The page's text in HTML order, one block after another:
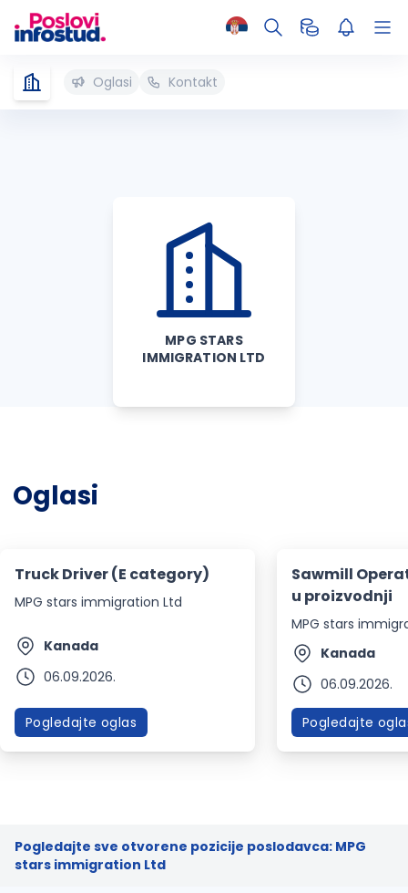
Oglasi Kontakt
MPG STARS
IMMIGRATION LTD
Oglasi
Truck Driver (E category)
MPG stars immigration Ltd
Kanada
06.09.2026.
Pogledajte oglas
Sawmill
u proizvodnji
MPG stars
Kanada
06.09.2026.
Pogledajte
Pogledajte sve otvorene pozicije poslodavca: MPG
stars immigration Ltd